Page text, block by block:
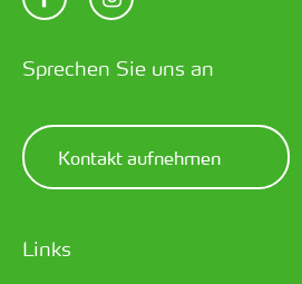
Sprechen Sie uns an
Kontakt aufnehmen
Links